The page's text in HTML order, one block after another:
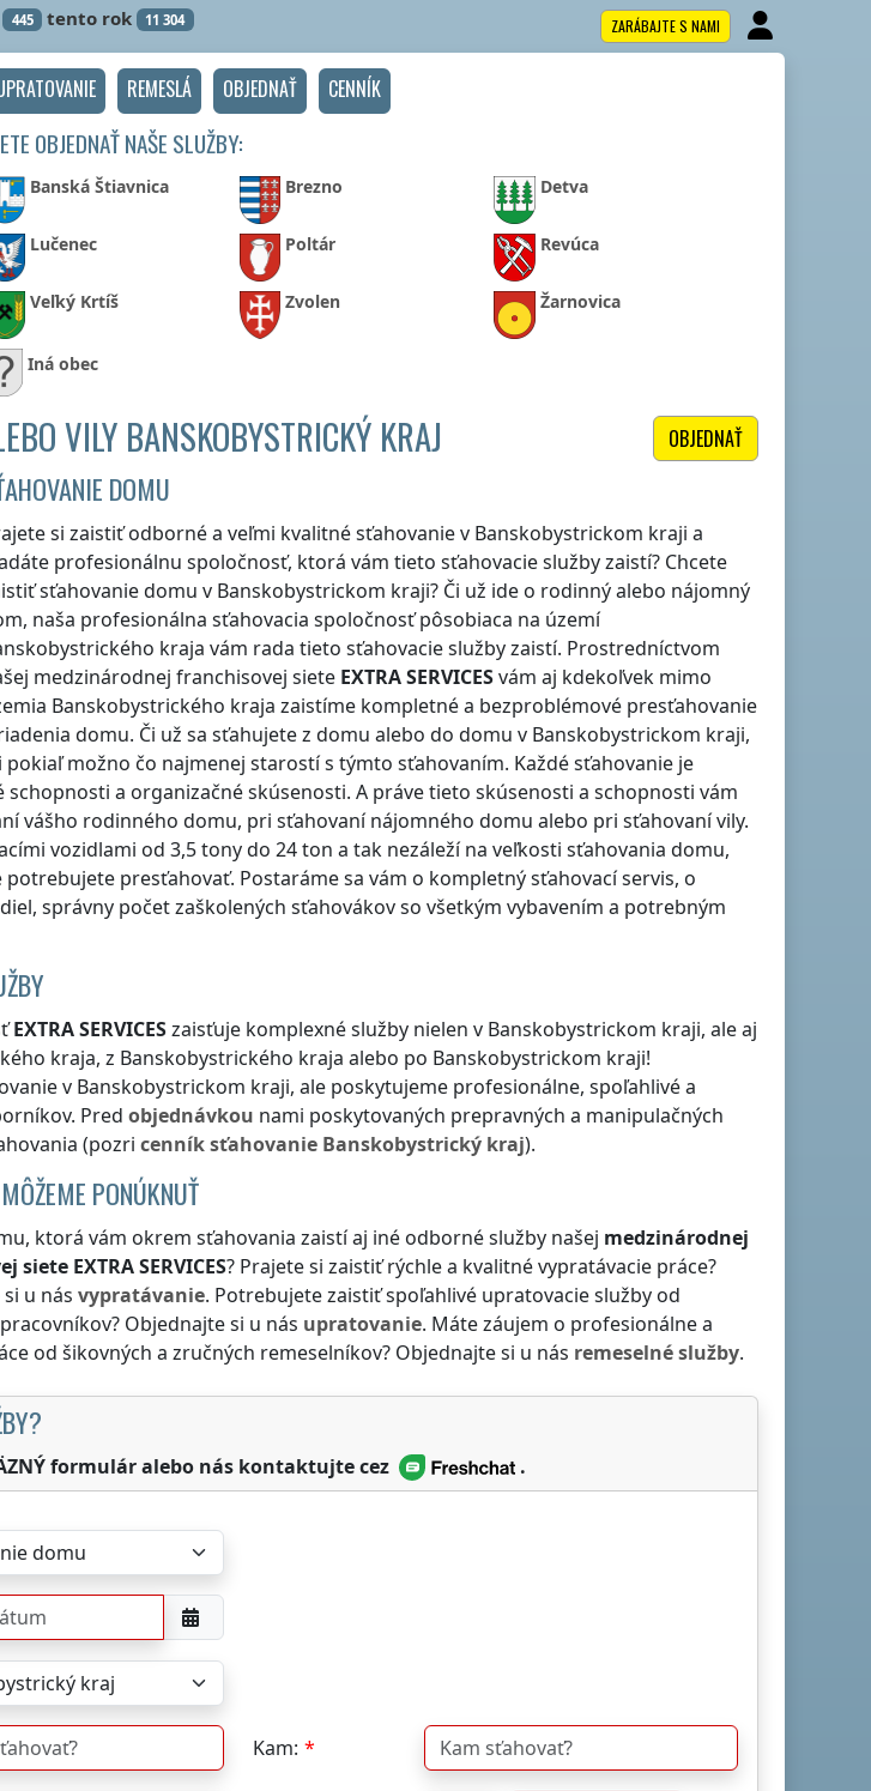
445 tento rok 11 304 ZARÁBAJTE S NAMI
REMESLÁ OBJEDNAŤ CENNÍK
OBJEDNAŤ NAŠE SLUŽBY:
Banská Štiavnica Brezno Detva
Lučenec Poltár Revúca
Veľký Krtíš Zvolen Žarnovica
Iná obec
OBJEDNAŤ
VILY BANSKOBYSTRICKÝ KRAJ
DOMU
si zaistiť odborné a veľmi kvalitné sťahovaniev Banskobystrickom kraji a
profesionálnu spoločnosť, ktorá vám tieto sťahovacie služby zaistí? Chcete
sťahovanie domu v Banskobystrickom kraji? Či už ide o rodinný alebo nájomný
naša profesionálna sťahovacia spoločnosť pôsobiaca na území
kraja vám rada tieto sťahovacie služby zaistí. Prostredníctvom
medzinárodnej franchisovej siete EXTRA SERVICESvám aj kdekoľvek mimo
Banskobystrického kraja zaistíme kompletné a bezproblémové presťahovanie
domu. Či už sa sťahujete z domu alebo do domu v Banskobystrickom kraji,
možno čo najmenej starostí s týmto sťahovaním. Každé sťahovanie je
schopnosti a organizačné skúsenosti. A práve tieto skúsenosti a schopnosti vám
vášho rodinného domu, pri sťahovaní nájomného domu alebo pri sťahovaní vily.
vozidlami od 3,5 tony do 24 ton a tak nezáleží na veľkosti sťahovania domu,
presťahovať. Postaráme sa vám o kompletný sťahovací servis, o
správny počet zaškolených sťahovákov so všetkým vybavením a potrebným
EXTRA SERVICESzaisťuje komplexné služby nielen v Banskobystrickom kraji, ale aj
kraja, z Banskobystrického kraja alebo po Banskobystrickom kraji!
v Banskobystrickom kraji, ale poskytujeme profesionálne, spoľahlivé a
Pred objednávkou nami poskytovaných prepravných a manipulačných
(pozri cenníksťahovanie Banskobystrický kraj).
PONÚKNUŤ
ktorá vám okrem sťahovania zaistí aj iné odborné služby našej medzinárodnej
siete EXTRA SERVICES? Prajete si zaistiť rýchle a kvalitné vypratávacie práce?
u nás vypratávanie. Potrebujete zaistiť spoľahlivé upratovacie služby od
Objednajte si u nás upratovanie. Máte záujem o profesionálne a
od šikovných a zručných remeselníkov? Objednajte si u nás remeselné služby.
formulár alebo nás kontaktujte cez .
Kam: